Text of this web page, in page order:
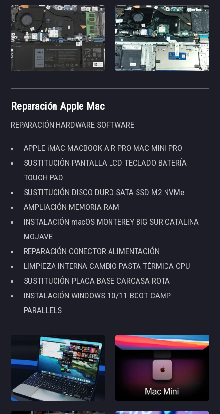
Reparación Apple Mac
REPARACIÓN HARDWARE SOFTWARE
APPLE iMAC MACBOOK AIR PRO MAC MINI PRO
SUSTITUCIÓN PANTALLA LCD TECLADO BATERÍA
TOUCH PAD
SUSTITUCIÓN DISCO DURO SATA SSD M2 NVMe
AMPLIACIÓN MEMORIA RAM
INSTALACIÓN macOS MONTEREY BIG SUR CATALINA
MOJAVE
REPARACIÓN CONECTOR ALIMENTACIÓN
LIMPIEZA INTERNA CAMBIO PASTA TÉRMICA CPU
SUSTITUCIÓN PLACA BASE CARCASA ROTA
INSTALACIÓN WINDOWS 10/11 BOOT CAMP
PARALLELS